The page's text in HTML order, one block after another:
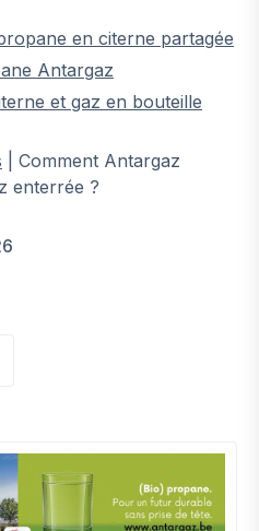
en citerne partagée
Antargaz
et gaz en bouteille
Comment Antargaz
enterrée ?